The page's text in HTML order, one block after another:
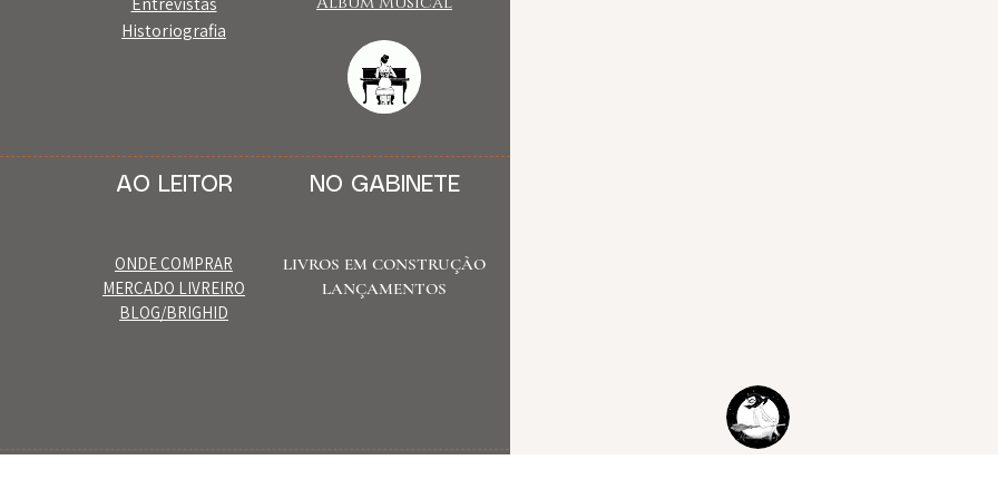
Historiografia
AO LEITOR
ONDE COMPRAR
MERCADO LIVREIRO
BLOG/BRIGHID
NO GABINETE
LIVROS EM CONSTRUÇÃO
LANÇAMENTOS